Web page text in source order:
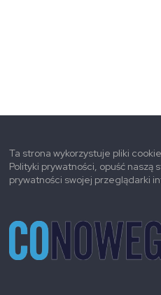
Ta strona wykorzystuje pliki
Polityki prywatności, opuść naszą
prywatności swojej przeglądarki